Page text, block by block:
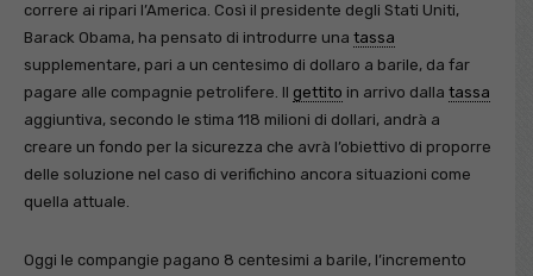
correre ai ripari l’America. Così il presidente degli Stati Uniti,
Barack Obama, ha pensato di introdurre una tassa
supplementare, pari a un centesimo di dollaro a barile, da far
pagare alle compagnie petrolifere. Il gettito in arrivo dalla tassa
aggiuntiva, secondo le stima 118 milioni di dollari, andrà a
creare un fondo per la sicurezza che avrà l’obiettivo di proporre
delle soluzione nel caso di verifichino ancora situazioni come
quella attuale.
Oggi le compangie pagano 8 centesimi a barile, l’incremento